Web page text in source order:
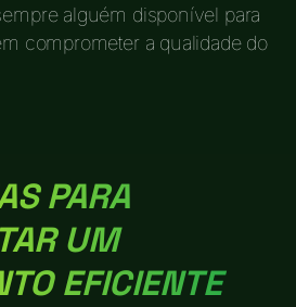
alguém disponível para
comprometer a qualidade do
PARA
UM
EFICIENTE